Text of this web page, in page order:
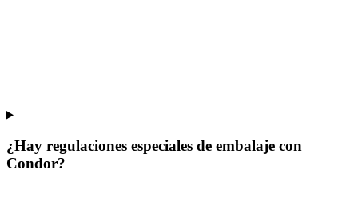
¿Hay regulaciones especiales de embalaje con
Condor?